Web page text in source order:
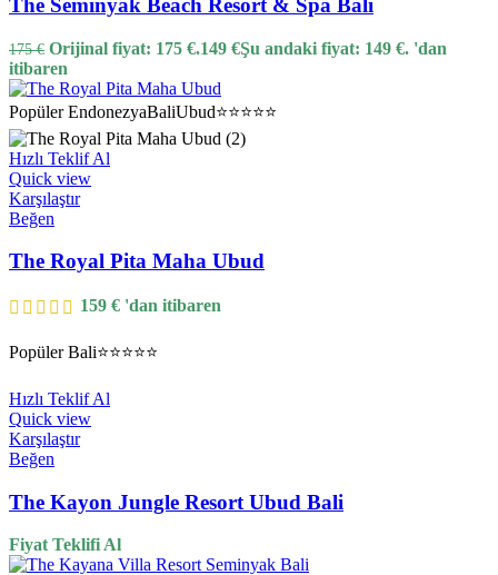
The Seminyak Beach Resort & Spa Bali
175€ Orijinal fiyat: 175 €.149 €Şu andaki fiyat: 149 €. 'dan
itibaren
Popüler EndonezyaBaliUbud⭐⭐⭐⭐⭐
Hızlı Teklif Al
Quick view
Karşılaştır
Beğen
The Royal Pita Maha Ubud
159 € 'dan itibaren
Popüler Bali⭐⭐⭐⭐⭐
Hızlı Teklif Al
Quick view
Karşılaştır
Beğen
The Kayon Jungle Resort Ubud Bali
Fiyat Teklifi Al